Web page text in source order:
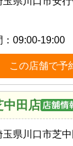
09:00-19:00
この店舗で予
中田店
玉県川口市芝